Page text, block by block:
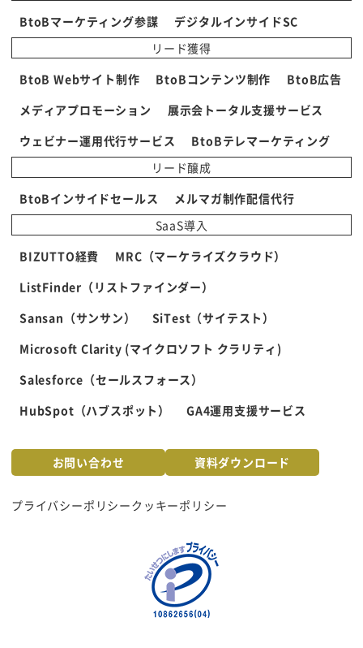
お問い合わせ 資料ダウンロード
プライバシーポリシークッキーポリシー
BtoBマーケティング参謀
デジタルインサイドSC
リード獲得
BtoB Webサイト制作
BtoBコンテンツ制作
BtoB広告
メディアプロモーション
展示会トータル支援サービス
ウェビナー運用代行サービス
BtoBテレマーケティング
リード醸成
BtoBインサイドセールス
メルマガ制作配信代行
SaaS導入
BIZUTTO経費
MRC（マーケライズクラウド）
ListFinder（リストファインダー）
Sansan（サンサン）
SiTest（サイテスト）
Microsoft Clarity (マイクロソフト クラリティ)
Salesforce（セールスフォース）
HubSpot（ハブスポット）
GA4運用支援サービス